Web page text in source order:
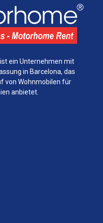
ein Unternehmen mit
in Barcelona, ​​das
von Wohnmobilen für
anbietet.